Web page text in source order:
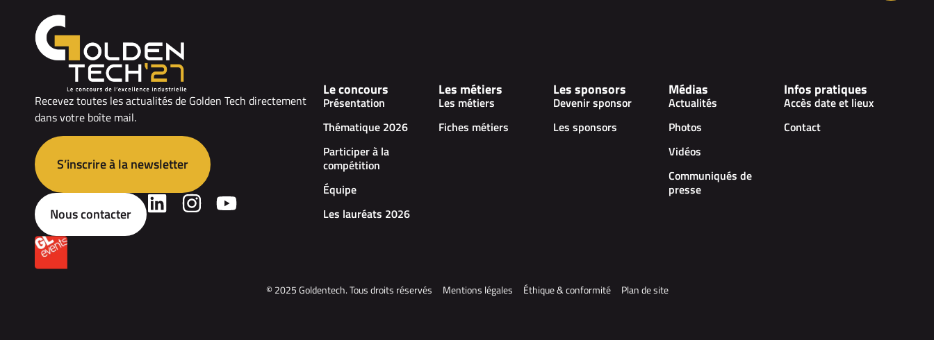
Recevez toutes les actualités de Golden Tech directement
dans votre boîte mail.
S’inscrire à la newsletter
Nous contacter
Le concours
Présentation
Thématique 2026
Participer à la
compétition
Équipe
Les lauréats 2026
Les métiers
Les métiers
Fiches métiers
Les sponsors
Devenir sponsor
Les sponsors
Médias
Actualités
Photos
Vidéos
Communiqués de
presse
Infos pratiques
Accès date et lieux
Contact
© 2025 Goldentech. Tous droits réservés Mentions légales Éthique & conformité Plan de site